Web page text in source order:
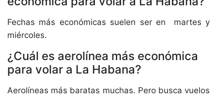
Fechas más económicas suelen ser en martes y
miércoles.
¿Cuál es aerolínea más económica
para volar a La Habana?
Aerolíneas más baratas muchas. Pero busca vuelos